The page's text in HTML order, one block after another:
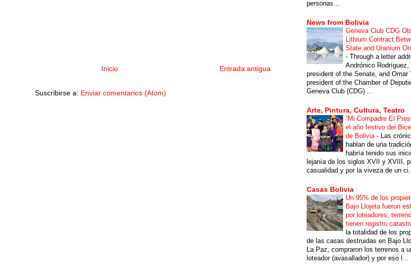
Entrada antigua
Inicio
Suscribirse a: Enviar comentarios (Atom)
personas...
News from Bolivia
Geneva Club CDG
Lithium Contract
State and Uranium
- Through a letter
Andrónico Rodríguez,
president of the Senate, and Omar
president of the Chamber of
Geneva Club (CDG) ...
Arte, Pintura, Cultura, Teatro
“Mi Compadre El
el año festivo del
de Bolivia - Las
hablan de una
habría tenido sus
lejanía de los siglos XVII y XVIII,
casualidad y por la viveza de un
Casas Bolivia
Un 95% de los
Bajo Llojeta fueron
por loteadores;
tienen registro
la totalidad de los
de las casas destruidas en Bajo
La Paz, compraron los terrenos a
loteador (avasallador) y por eso l...